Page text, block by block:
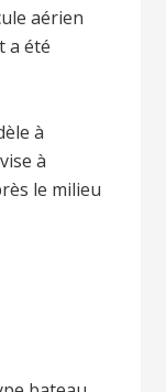
aérien
a été
à
à
le milieu